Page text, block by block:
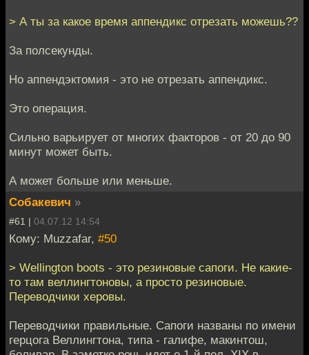
> А ты за какое время аппендикс отрезать можешь??
За полсекунды.
Но аппендэктомия - это не отрезать аппендикс.
Это операция.
Сильно варьирует от многих факторов - от 20 до 90
минут может быть.
А может больше или меньше.
Собакевич »
#61 | 04.07.12 14:54
Кому: Muzzafar, #50
> Wellington boots - это резиновые сапоги. Не какие-
то там веллингтоновы, а просто резиновые.
Переводчики херовы.
Переводчики правильные. Сапоги названы по имени
герцога Веллингтона, типа - галифе, макинтош,